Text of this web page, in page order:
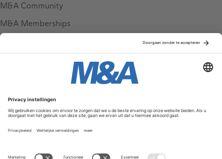
M&A Community
M&A Memberships
Service & Contact
Contact
FAQ
Werken bij ons